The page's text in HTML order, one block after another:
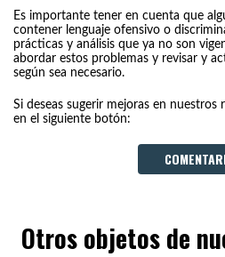
Es importante tener en cuenta que
contener lenguaje ofensivo o
prácticas y análisis que ya no son
abordar estos problemas y revisar y
según sea necesario.
Si deseas sugerir mejoras en nuestros
en el siguiente botón:
Otros objetos de